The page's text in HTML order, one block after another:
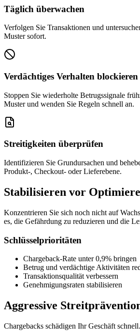
Täglich überwachen
Verfolgen Sie Transaktionen und
Muster sofort.
Verdächtiges Verhalten blockieren
Stoppen Sie wiederholte Betrugssignale
Muster und wenden Sie Regeln schnell an.
Streitigkeiten überprüfen
Identifizieren Sie Grundursachen und
Produkt-, Checkout- oder Lieferebene.
Stabilisieren vor
Konzentrieren Sie sich noch nicht auf
es, die Gefährdung zu reduzieren und die
Schlüsselprioritäten
Chargeback-Rate unter 0,9% bringen
Betrug und verdächtige Aktivitäten
Transaktionsqualität verbessern
Genehmigungsraten stabilisieren
Aggressive
Chargebacks schädigen Ihr Geschäft